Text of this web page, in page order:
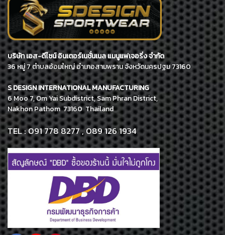
บริษัท เอส-ดีไซน์ อินเตอร์เนชั่นเนล แมนูแฟเจอริ่ง จำกัด
36 หมู่ 7 ตำบลอ้อมใหญ่ อำเภอสามพราน จังหวัดนครปฐม 73160
S DESIGN INTERNATIONAL MANUFACTURING
6 Moo 7, Om Yai Subdistrict, Sam Phran District,
Nakhon Pathom 73160 Thailand
TEL : 091 778 8277 , 089 126 1934